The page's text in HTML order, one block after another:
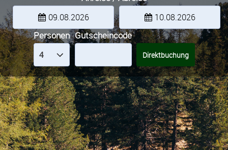
09.08.2026 10.08.2026
Personen Gutscheincode